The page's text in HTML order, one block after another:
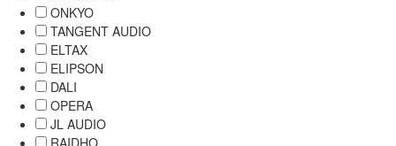
ONKYO
TANGENT AUDIO
ELTAX
ELIPSON
DALI
OPERA
JL AUDIO